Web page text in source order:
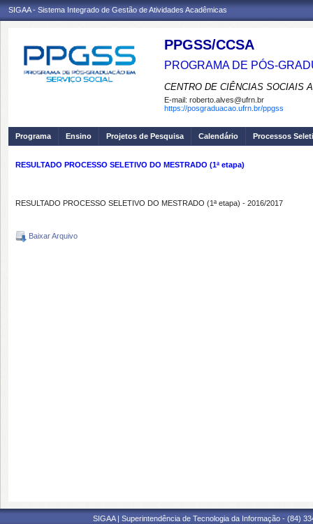
SIGAA - Sistema Integrado de Gestão de Atividades Acadêmicas
PPGSS/CCSA
PROGRAMA DE PÓS-
CENTRO DE CIÊNCIAS SOCIAIS
E-mail: roberto.alves@ufrn.br
https://posgraduacao.ufrn.br/ppgss
Programa Ensino Projetos de Pesquisa Calendário Processos
RESULTADO PROCESSO SELETIVO DO MESTRADO (1ª etapa)
RESULTADO PROCESSO SELETIVO DO MESTRADO (1ª etapa) - 2016/2017
Baixar Arquivo
SIGAA | Superintendência de Tecnologia da Informação - (84)